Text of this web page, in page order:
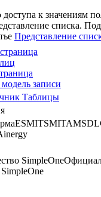
к значениям
списка.
Представление
записи
Таблицы
ESMITSMITAM
SimpleOne